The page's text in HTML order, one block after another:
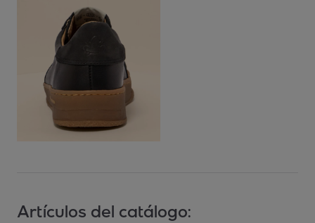
Artículos del catálogo: